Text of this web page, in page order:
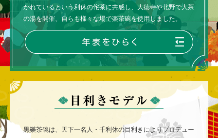
かれているという利休の侘茶に共感し、大徳寺や北野で大茶
の湯を開催、自らも様々な場で楽茶碗を使用しました。
黒樂茶碗は、天下一名人・千利休の目利きによりプロデュー